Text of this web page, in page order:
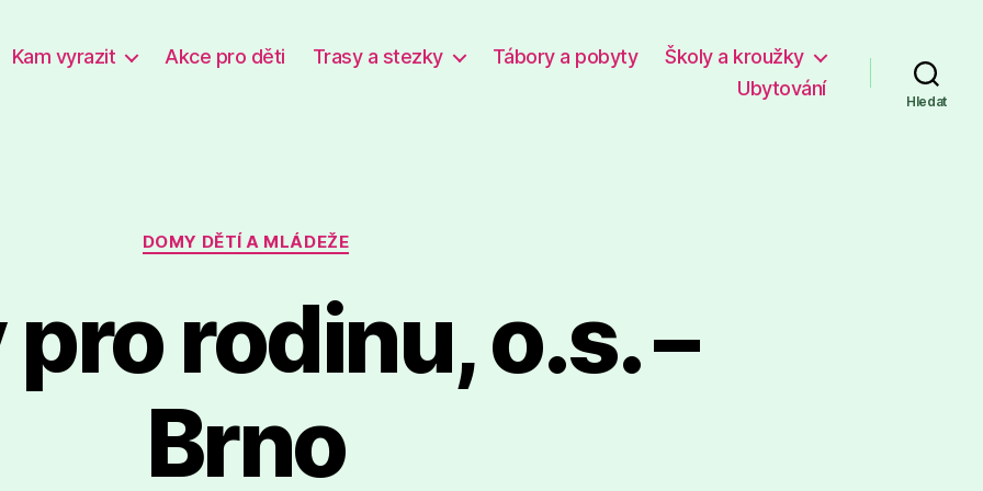
Kam vyrazit Akce pro děti Trasy a stezky Tábory a pobyty
Školy a kroužky
Ubytování
Hledat
Rubriky
DOMY DĚTÍ A MLÁDEŽE
rodinu, o.s. –
Brno